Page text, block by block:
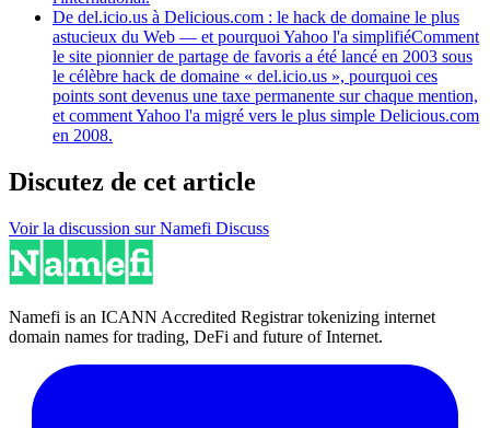
De del.icio.us à Delicious.com : le hack de domaine le plus
astucieux du Web — et pourquoi Yahoo l'a simplifiéComment
le site pionnier de partage de favoris a été lancé en 2003 sous
le célèbre hack de domaine « del.icio.us », pourquoi ces
points sont devenus une taxe permanente sur chaque mention,
et comment Yahoo l'a migré vers le plus simple Delicious.com
en 2008.
Discutez de cet article
Voir la discussion sur Namefi Discuss
Namefi is an ICANN Accredited Registrar tokenizing internet
domain names for trading, DeFi and future of Internet.